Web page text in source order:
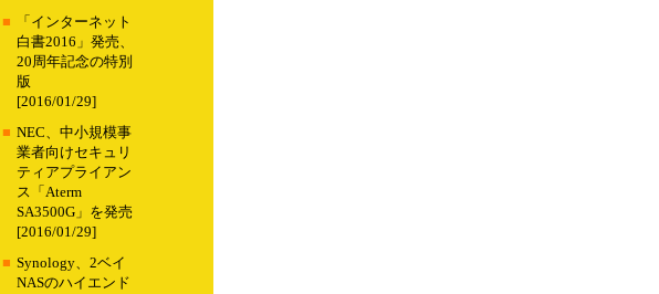
■
「インターネット
白書2016」発売、
20周年記念の特別
版
[2016/01/29]
■ NEC、中小規模事
業者向けセキュリ
ティアプライアン
ス「Aterm
SA3500G」を発売
[2016/01/29]
■ Synology、2ベイ
NASのハイエンド